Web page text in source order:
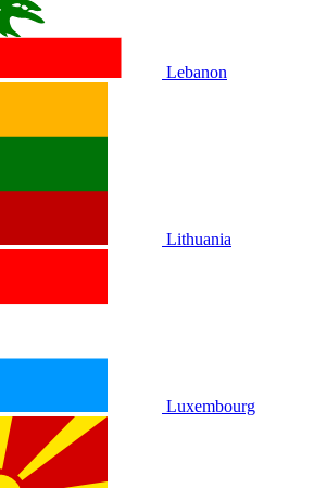
Lebanon
Lithuania
Luxembourg